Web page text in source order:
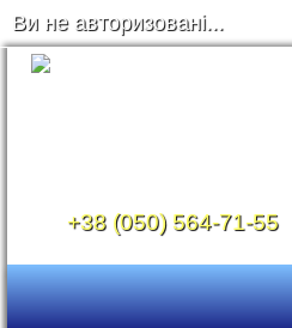
Ви не авторизовані...
+38 (050) 564-71-55